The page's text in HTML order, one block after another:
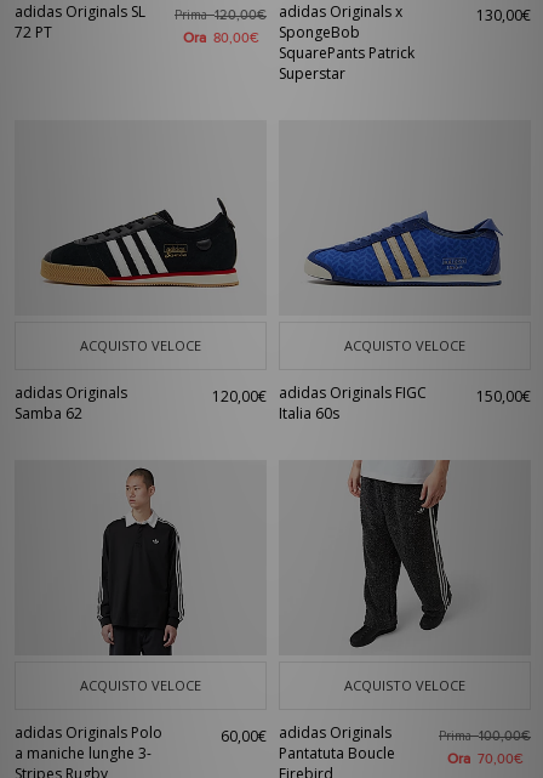
adidas Originals SL
72 PT
Prima120,00€
Ora 80,00€
adidas Originals x
SpongeBob
SquarePants Patrick
Superstar
130,00€
ACQUISTO VELOCE
adidas Originals
Samba 62
120,00€
ACQUISTO VELOCE
adidas Originals FIGC
Italia 60s
150,00€
ACQUISTO VELOCE
adidas Originals Polo
a maniche lunghe 3-
Stripes Rugby
60,00€
ACQUISTO VELOCE
adidas Originals
Pantatuta Boucle
Firebird
Prima100,00€
Ora 70,00€